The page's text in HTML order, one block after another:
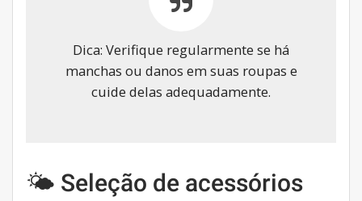
Dica: Verifique regularmente se há
manchas ou danos em suas roupas e
cuide delas adequadamente.
🌤 Seleção de acessórios